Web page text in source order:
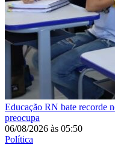
Educação RN bate recorde
preocupa
06/08/2026 às 05:50
Política